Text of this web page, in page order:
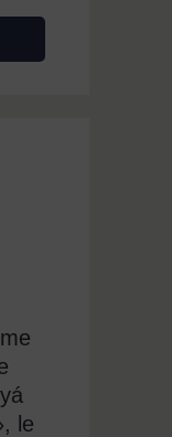
le